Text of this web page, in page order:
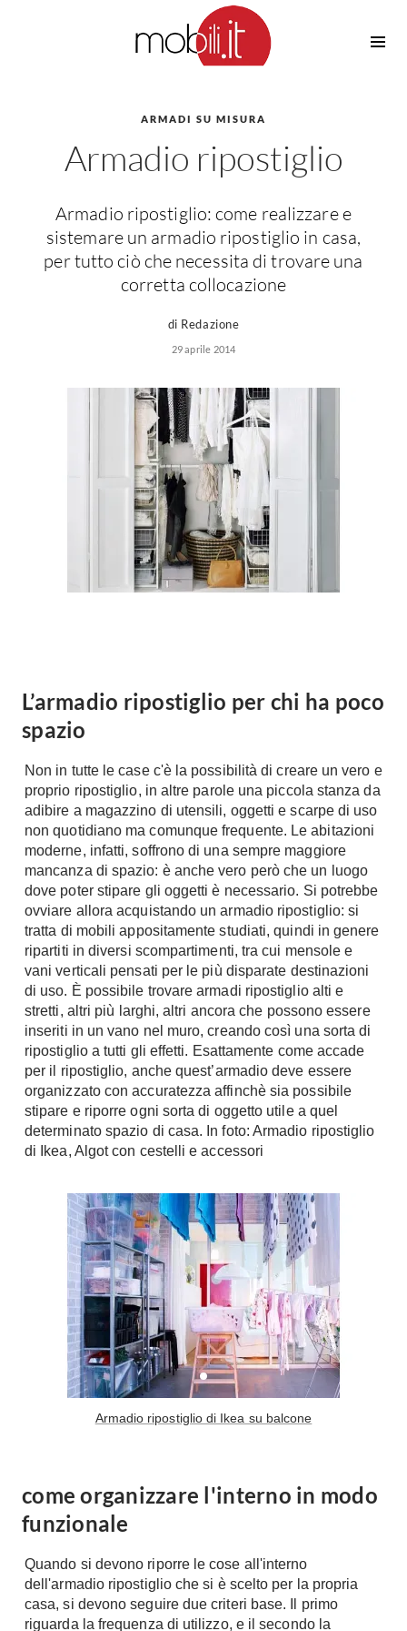
Cucine Design
Cucine Moderne
Cucine Country
Cucine Monoblocco
Consigli Cucine
Attrezzature Interne
Piani cottura
Lavastoviglie
Lavatrici
Asciugatrici
Elettrodomestici
Soggiorno
Librerie
Vetrine
Pareti Attrezzate
Porta Tv
Contatti
Divani
Divani moderni
Divani classici
Poltrone
Poltroncine
Divanoletto
Chaise Longue
Divani Angolo
Divani in Pelle
Complementi
Tavoli
Sedie
Tavolini
Tappeti
Oggettistica
Complementi arredo
Comodino
Camere Classiche
Piumini
Letti Contenitore
Letti a Scomparsa
Irrigazione
Casette in Legno
Ombrelloni
Pergole
Giardinaggio
Lampadari
Plafoniere
Riscaldamento
Caminetti
Stube
Climatizzatore
Deumidificatori
Chiller
Pompe di calore
Ecologia
Geotermia
Case in Legno
Case Prefabbricate
Fotovoltaico
Riciclo
Energie Rinnovabili
Bioedilizia
Teleriscaldamento
Cura della casa
Pulizia
Detergenti
Stiro
Aspirapolvere
Lavapavimenti
Progetti
Ristrutturazione
Progetto
Norme
Impianti
Televisori
Hi-Fi
Home-Theatre
ARMADI SU MISURA
Armadio ripostiglio
Armadio ripostiglio: come realizzare e
sistemare un armadio ripostiglio in casa,
per tutto ciò che necessita di trovare una
corretta collocazione
di Redazione
29 aprile 2014
L’armadio ripostiglio per chi ha poco
spazio
Non in tutte le case c'è la possibilità di creare un vero e
proprio ripostiglio, in altre parole una piccola stanza da
adibire a magazzino di utensili, oggetti e scarpe di uso
non quotidiano ma comunque frequente. Le abitazioni
moderne, infatti, soffrono di una sempre maggiore
mancanza di spazio: è anche vero però che un luogo
dove poter stipare gli oggetti è necessario. Si potrebbe
ovviare allora acquistando un armadio ripostiglio: si
tratta di mobili appositamente studiati, quindi in genere
ripartiti in diversi scompartimenti, tra cui mensole e
vani verticali pensati per le più disparate destinazioni
di uso. È possibile trovare armadi ripostiglio alti e
stretti, altri più larghi, altri ancora che possono essere
inseriti in un vano nel muro, creando così una sorta di
ripostiglio a tutti gli effetti. Esattamente come accade
per il ripostiglio, anche quest’armadio deve essere
organizzato con accuratezza affinchè sia possibile
stipare e riporre ogni sorta di oggetto utile a quel
determinato spazio di casa. In foto: Armadio ripostiglio
di Ikea, Algot con cestelli e accessori
Armadio ripostiglio di Ikea su balcone
come organizzare l'interno in modo
funzionale
Quando si devono riporre le cose all'interno
dell'armadio ripostiglio che si è scelto per la propria
casa, si devono seguire due criteri base. Il primo
riguarda la frequenza di utilizzo, e il secondo la